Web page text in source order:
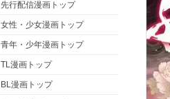
先行配信漫画トップ
女性・少女漫画トップ
青年・少年漫画トップ
TL漫画トップ
BL漫画トップ